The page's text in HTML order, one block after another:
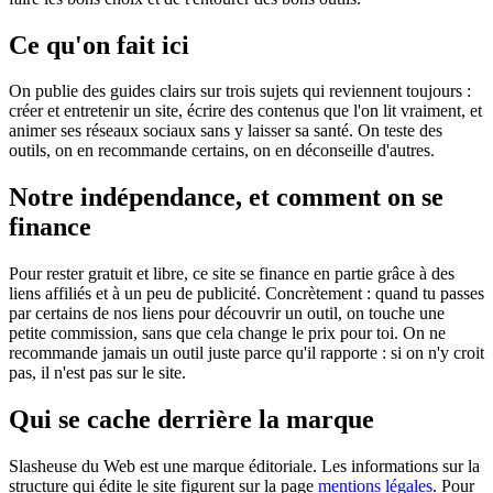
Ce qu'on fait ici
On publie des guides clairs sur trois sujets qui reviennent toujours :
créer et entretenir un site, écrire des contenus que l'on lit vraiment, et
animer ses réseaux sociaux sans y laisser sa santé. On teste des
outils, on en recommande certains, on en déconseille d'autres.
Notre indépendance, et comment on se
finance
Pour rester gratuit et libre, ce site se finance en partie grâce à des
liens affiliés et à un peu de publicité. Concrètement : quand tu passes
par certains de nos liens pour découvrir un outil, on touche une
petite commission, sans que cela change le prix pour toi. On ne
recommande jamais un outil juste parce qu'il rapporte : si on n'y croit
pas, il n'est pas sur le site.
Qui se cache derrière la marque
Slasheuse du Web est une marque éditoriale. Les informations sur la
structure qui édite le site figurent sur la page mentions légales. Pour